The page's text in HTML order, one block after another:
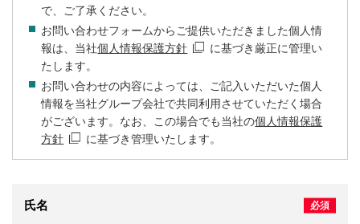
で、ご了承ください。
お問い合わせフォームからご提供いただきました個人情
報は、当社個人情報保護方針
に基づき厳正に管理い
たします。
お問い合わせの内容によっては、ご記入いただいた個人
情報を当社グループ会社で共同利用させていただく場合
がございます。なお、この場合でも当社の個人情報保護
方針
に基づき管理いたします。
氏名